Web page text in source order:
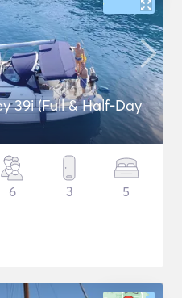
39i (Full & Half-Day
6 3 5